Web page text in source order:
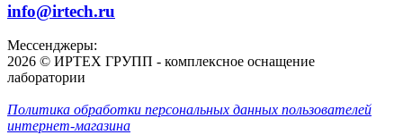
info@irtech.ru
Мессенджеры:
2026 © ИРТЕХ ГРУПП - комплексное оснащение
лаборатории
Политика обработки персональных данных пользователей
интернет-магазина